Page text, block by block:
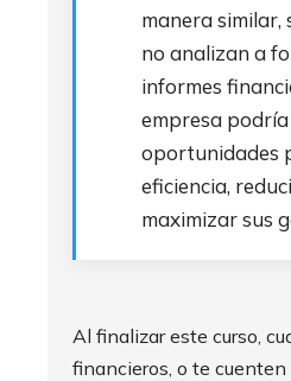
manera similar,
no analizan a
informes
empresa
oportunidades
eficiencia,
maximizar sus
Al finalizar este curso,
financieros, o te cuenten